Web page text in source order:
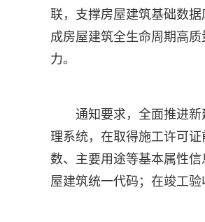
联，支撑房屋建筑基础数
成房屋建筑全生命周期高
力。
通知要求，全面推进
理系统，在取得施工许可
数、主要用途等基本属性
屋建筑统一代码；在竣工